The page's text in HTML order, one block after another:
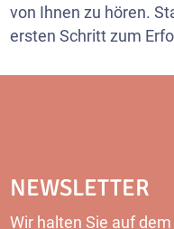
von Ihnen zu hören.
ersten Schritt zum
NEWSLETTER
Wir halten Sie auf